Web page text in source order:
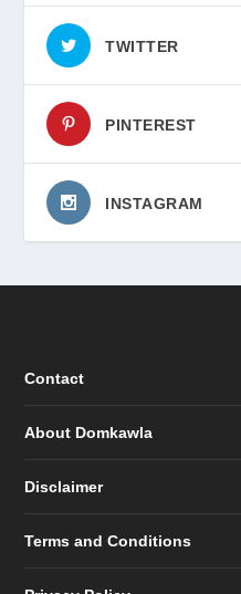
TWITTER
PINTEREST
INSTAGRAM
Contact
About Domkawla
Disclaimer
Terms and Conditions